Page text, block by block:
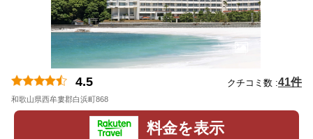
4.5 クチコミ数 :41件
和歌山県西牟婁郡白浜町868
料金を表示